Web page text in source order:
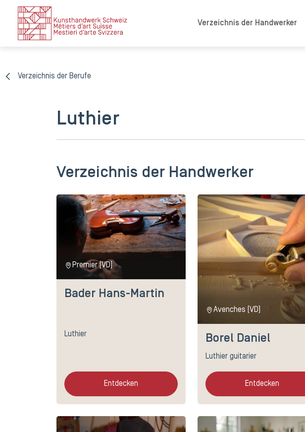
Verzeichnis der Handwerker
Verzeichnis der Berufe
Luthier
Verzeichnis der Handwerker
Premier (VD)
Bader Hans-Martin
Luthier
Entdecken
Avenches (VD)
Borel Daniel
Luthier guitarier
Entdecken